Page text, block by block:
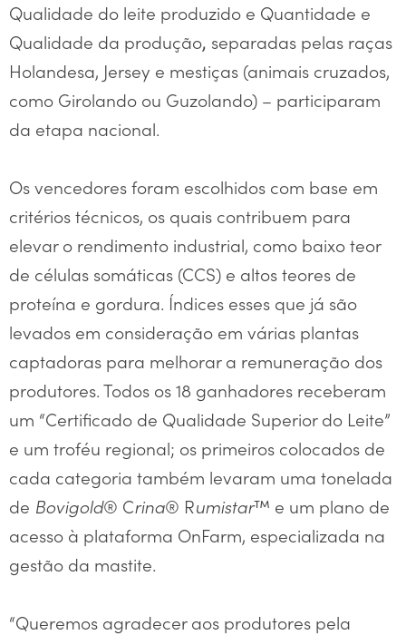
Qualidade do leite produzido e Quantidade e
Qualidade da produção, separadas pelas raças
Holandesa, Jersey e mestiças (animais cruzados,
como Girolando ou Guzolando) – participaram
da etapa nacional.
Os vencedores foram escolhidos com base em
critérios técnicos, os quais contribuem para
elevar o rendimento industrial, como baixo teor
de células somáticas (CCS) e altos teores de
proteína e gordura. Índices esses que já são
levados em consideração em várias plantas
captadoras para melhorar a remuneração dos
produtores. Todos os 18 ganhadores receberam
um “Certificado de Qualidade Superior do Leite”
e um troféu regional; os primeiros colocados de
cada categoria também levaram uma tonelada
de Bovigold® Crina® Rumistar™ e um plano de
acesso à plataforma OnFarm, especializada na
gestão da mastite.
“Queremos agradecer aos produtores pela